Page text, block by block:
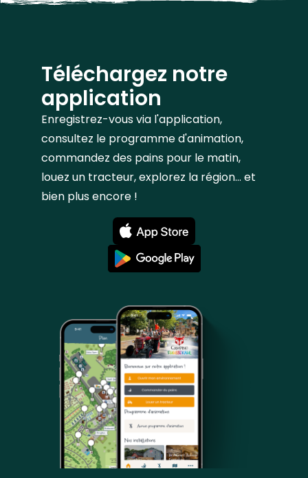
Téléchargez notre
application
Enregistrez-vous via l'application,
consultez le programme d'animation,
commandez des pains pour le matin,
louez un tracteur, explorez la région... et
bien plus encore !